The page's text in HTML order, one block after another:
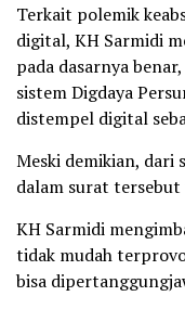
Terkait polemik
digital, KH Sarmidi
pada dasarnya
sistem Digdaya
distempel digital
Meski demikian, dari
dalam surat
KH Sarmidi
tidak mudah
bisa